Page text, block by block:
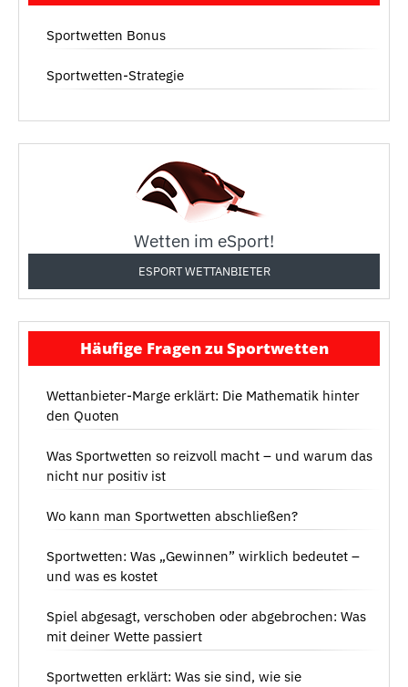
Sportwetten Bonus
Sportwetten-Strategie
Wetten im eSport!
ESPORT WETTANBIETER
Häufige Fragen zu Sportwetten
Wettanbieter-Marge erklärt: Die Mathematik hinter
den Quoten
Was Sportwetten so reizvoll macht – und warum das
nicht nur positiv ist
Wo kann man Sportwetten abschließen?
Sportwetten: Was „Gewinnen” wirklich bedeutet –
und was es kostet
Spiel abgesagt, verschoben oder abgebrochen: Was
mit deiner Wette passiert
Sportwetten erklärt: Was sie sind, wie sie